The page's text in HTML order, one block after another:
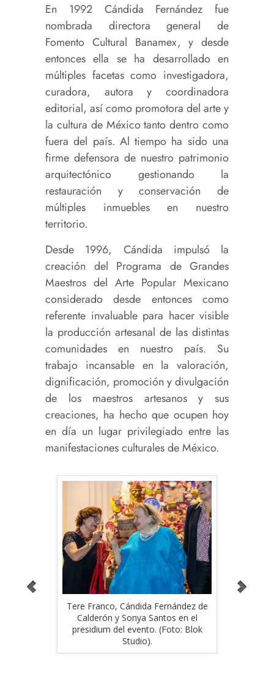
En 1992 Cándida Fernández fue
nombrada directora general de
Fomento Cultural Banamex, y desde
entonces ella se ha desarrollado en
múltiples facetas como investigadora,
curadora, autora y coordinadora
editorial, así como promotora del arte y
la cultura de México tanto dentro como
fuera del país. Al tiempo ha sido una
firme defensora de nuestro patrimonio
arquitectónico gestionando la
restauración y conservación de
múltiples inmuebles en nuestro
territorio.
Desde 1996, Cándida impulsó la
creación del Programa de Grandes
Maestros del Arte Popular Mexicano
considerado desde entonces como
referente invaluable para hacer visible
la producción artesanal de las distintas
comunidades en nuestro país. Su
trabajo incansable en la valoración,
dignificación, promoción y divulgación
de los maestros artesanos y sus
creaciones, ha hecho que ocupen hoy
en día un lugar privilegiado entre las
manifestaciones culturales de México.
Tere Franco, Cándida Fernández de
Calderón y Sonya Santos en el
presidium del evento. (Foto: Blok
Studio).